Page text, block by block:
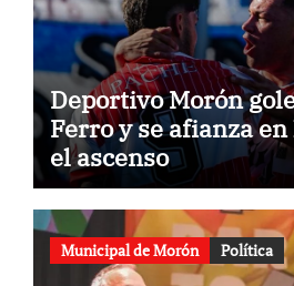
Deportivo Morón
Ferro y se afianza
el ascenso
Municipal de Morón Política